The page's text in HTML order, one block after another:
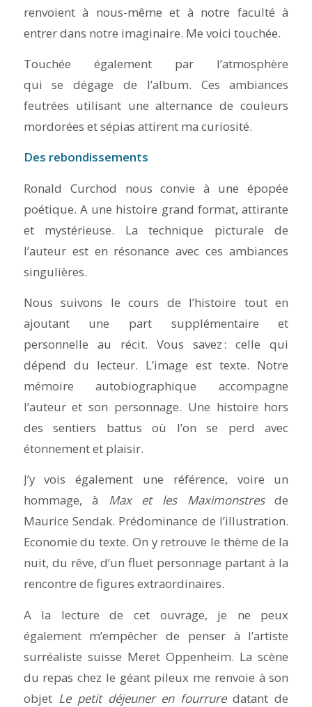
renvoient à nous-même et à notre faculté à
entrer dans notre imaginaire. Me voici touchée.
Touchée également par l’atmosphère
qui se dégage de l’album. Ces ambiances
feutrées utilisant une alternance de couleurs
mordorées et sépias attirent ma curiosité.
Des rebondissements
Ronald Curchod nous convie à une épopée
poétique. A une histoire grand format, attirante
et mystérieuse. La technique picturale de
l’auteur est en résonance avec ces ambiances
singulières.
Nous suivons le cours de l’histoire tout en
ajoutant une part supplémentaire et
personnelle au récit. Vous savez : celle qui
dépend du lecteur. L’image est texte. Notre
mémoire autobiographique accompagne
l’auteur et son personnage. Une histoire hors
des sentiers battus où l’on se perd avec
étonnement et plaisir.
J’y vois également une référence, voire un
hommage, à Max et les Maximonstresde
Maurice Sendak. Prédominance de l’illustration.
Economie du texte. On y retrouve le thème de la
nuit, du rêve, d’un fluet personnage partant à la
rencontre de figures extraordinaires.
A la lecture de cet ouvrage, je ne peux
également m’empêcher de penser à l’artiste
surréaliste suisse Meret Oppenheim. La scène
du repas chez le géant pileux me renvoie à son
objet Le petit déjeuner en fourruredatant de